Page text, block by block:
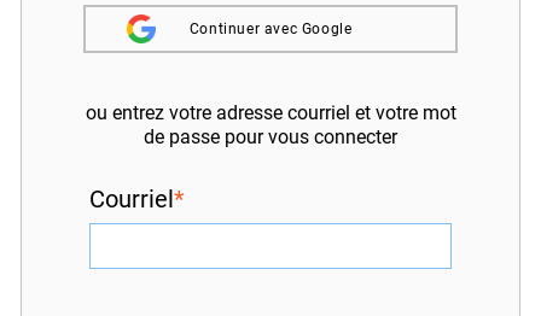
Nos chroniques
Inscrivez-vous à l'infolettre
Employeurs
Continuer avec Google
ou entrez votre adresse courriel et votre mot
de passe pour vous connecter
Courriel